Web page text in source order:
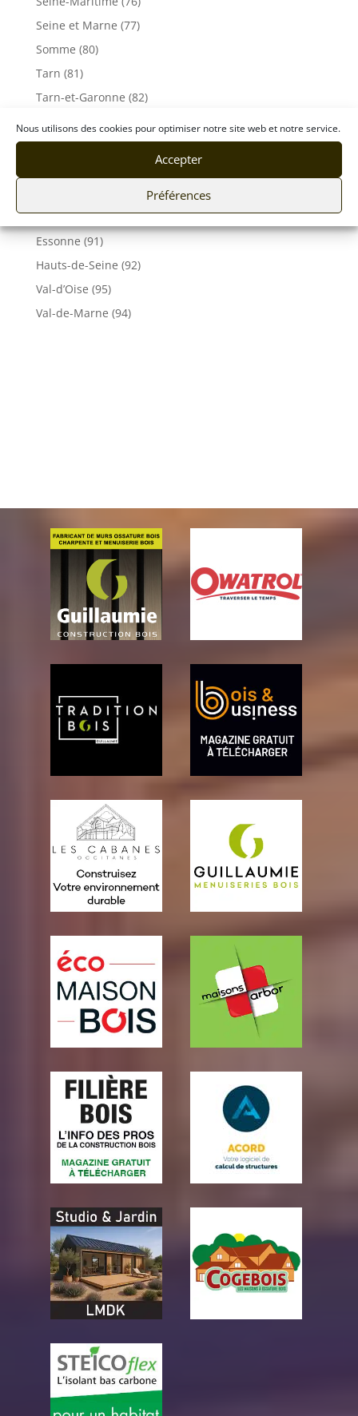
Nous utilisons des cookies pour optimiser notre site web et notre service.
Accepter
Préférences
Seine et Marne (77)
Somme (80)
Tarn (81)
Tarn-et-Garonne (82)
Vaucluse (84)
Yonne (89)
Essonne (91)
Hauts-de-Seine (92)
Val-d’Oise (95)
Val-de-Marne (94)